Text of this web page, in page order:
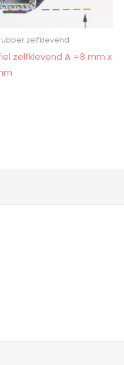
zelfklevend
zelfklevend A =8 mm x